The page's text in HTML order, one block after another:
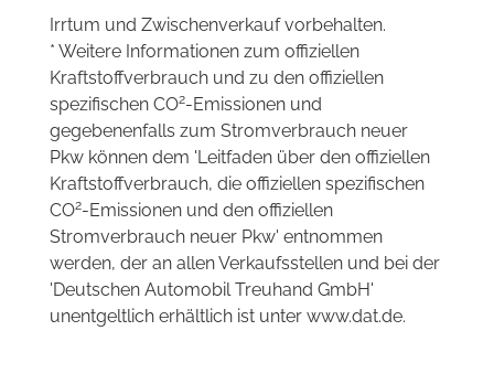
Irrtum und Zwischenverkauf vorbehalten.
* Weitere Informationen zum offiziellen
Kraftstoffverbrauch und zu den offiziellen
spezifischen CO2-Emissionen und
gegebenenfalls zum Stromverbrauch neuer
Pkw können dem 'Leitfaden über den offiziellen
Kraftstoffverbrauch, die offiziellen spezifischen
CO2-Emissionen und den offiziellen
Stromverbrauch neuer Pkw' entnommen
werden, der an allen Verkaufsstellen und bei der
'Deutschen Automobil Treuhand GmbH'
unentgeltlich erhältlich ist unter www.dat.de.